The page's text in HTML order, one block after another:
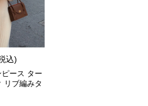
込)
ピース ター
リブ編みタ